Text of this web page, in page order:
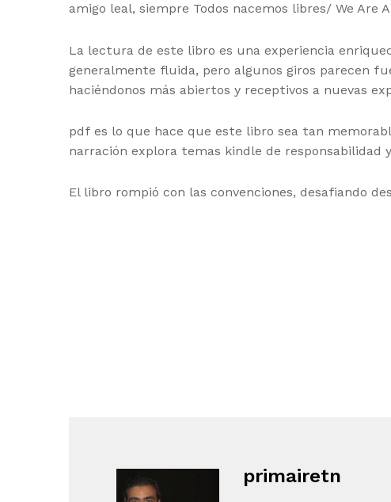
amigo leal, siempre Todos nacemos libres/ We Are
La lectura de este libro es una experiencia
generalmente fluida, pero algunos giros parecen
haciéndonos más abiertos y receptivos a nuevas
pdf es lo que hace que este libro sea tan
narración explora temas kindle de responsabilidad
El libro rompió con las convenciones, desafiando
primairetn